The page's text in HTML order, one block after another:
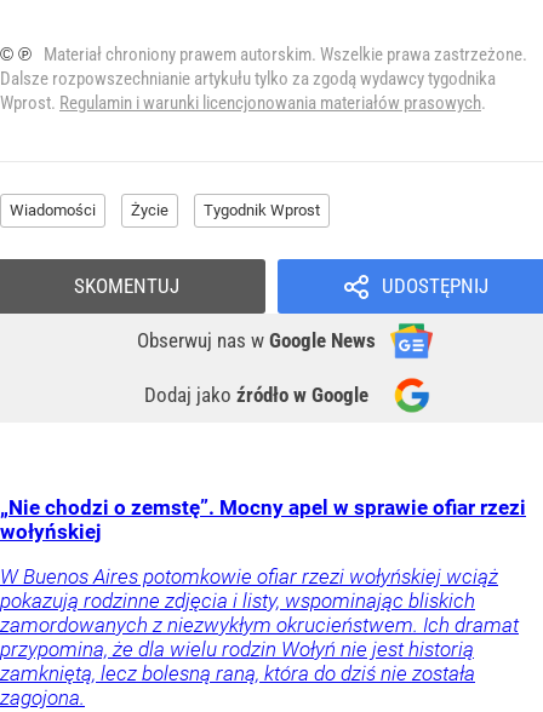
© ℗
Materiał chroniony prawem autorskim. Wszelkie prawa zastrzeżone.
Dalsze rozpowszechnianie artykułu tylko za zgodą wydawcy tygodnika
Wprost. Regulamin i warunki licencjonowania materiałów prasowych.
Wiadomości Życie Tygodnik Wprost
UDOSTĘPNIJ
Obserwuj nas w Google News
Dodaj jako źródło w Google
SKOMENTUJ
„Nie chodzi o zemstę”. Mocny apel w sprawie ofiar rzezi
wołyńskiej
W Buenos Aires potomkowie ofiar rzezi wołyńskiej wciąż
pokazują rodzinne zdjęcia i listy, wspominając bliskich
zamordowanych z niezwykłym okrucieństwem. Ich dramat
przypomina, że dla wielu rodzin Wołyń nie jest historią
zamkniętą, lecz bolesną raną, która do dziś nie została
zagojona.